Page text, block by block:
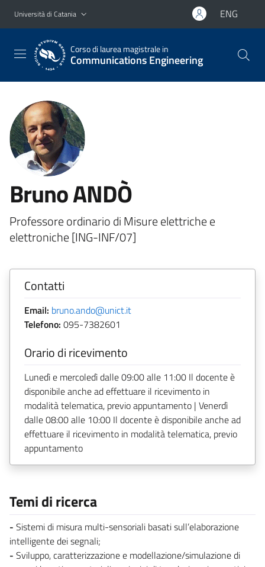
Vai al contenuto principale
Vai al menu di navigazione
Università di Catania ENG
Corso di laurea magistrale in
Communications Engineering
Bruno ANDÒ
Professore ordinario di Misure elettriche e
elettroniche [ING-INF/07]
Contatti
Email: bruno.ando@unict.it
Telefono: 095-7382601
Orario di ricevimento
Lunedì e mercoledì dalle 09:00 alle 11:00 Il docente è
disponibile anche ad effettuare il ricevimento in
modalità telematica, previo appuntamento | Venerdì
dalle 08:00 alle 10:00 Il docente è disponibile anche ad
effettuare il ricevimento in modalità telematica, previo
appuntamento
Temi di ricerca
- Sistemi di misura multi-sensoriali basati sull’elaborazione
intelligente dei segnali;
- Sviluppo, caratterizzazione e modellazione/simulazione di